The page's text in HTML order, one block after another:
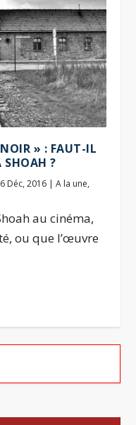
» : FAUT-IL
SHOAH ?
Déc, 2016 |A la une,
au cinéma,
ou que l’œuvre